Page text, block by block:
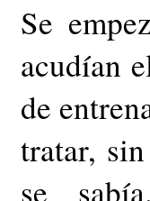
Se
acudían
de
tratar,
se